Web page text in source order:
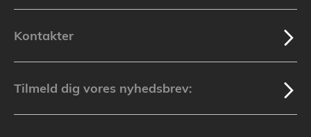
Kontakter
Tilmeld dig vores nyhedsbrev: